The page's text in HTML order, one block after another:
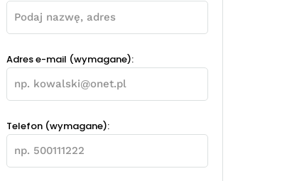
Adres e-mail (wymagane):
Telefon (wymagane):